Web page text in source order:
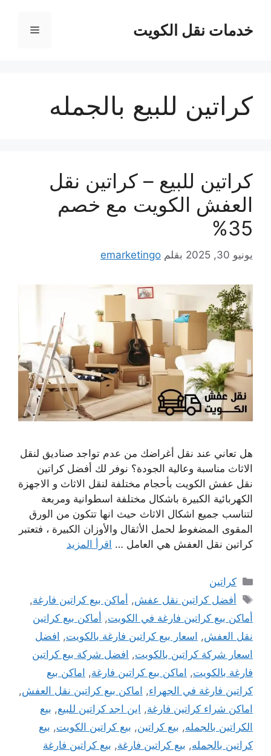
المحتوىخدمات نقل الكويت القائمة
كراتين للبيع بالجمله
كراتين للبيع – كراتين نقل
العفش الكويت مع خصم
35%
يونيو 30, 2025 بقلم emarketingo
هل تعاني عند نقل أغراضك من عدم تواجد صناديق لنقل
الاثاث مناسبة وعالية الجودة؟ نوفر لك أفضل كراتين
نقل عفش الكويت بأحجام مختلفة لنقل الاثاث و الاجهزة
الكهربائية الكبيرة باشكال مختلفة اسطوانية ومربعة
لتناسب جميع اشكال الاثاث حيث انها تتكون من الورق
المقوى المضغوط لحمل الأثقال والأوزان الكبيرة ، فتعتبر
كراتين نقل العفش هي العامل … اقرأ المزيد
التصنيفات
كراتين
الوسوم
أفضل كراتين نقل عفش, أماكن بيع كراتين فارغة,
أماكن بيع كراتين فارغة في الكويت, أماكن بيع كراتين
نقل العفش, اسعار بيع كراتين فارغة بالكويت, افضل
اسعار شركة كراتين بالكويت, افضل شركة بيع كراتين
فارغة بالكويت, اماكن بيع كراتين فارغة, اماكن بيع
كراتين فارغة في الجهراء, اماكن بيع كراتين نقل العفش,
اماكن شراء كراتين فارغة, اين اجد كراتين للبيع, بيع
الكراتين بالجمله, بيع كراتين, بيع كراتين الكويت, بيع
كراتين بالجمله, بيع كراتين فارغة, بيع كراتين فارغة